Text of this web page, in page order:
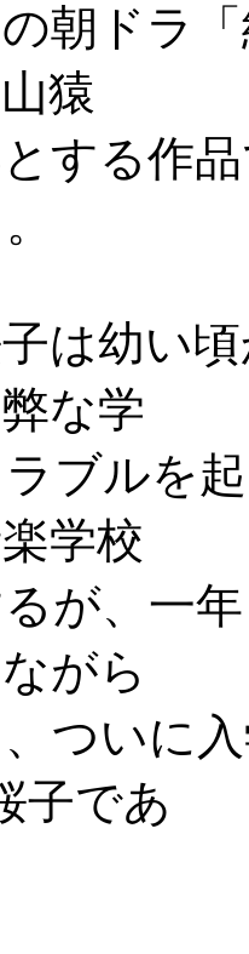
朝ドラ「
猿
する作
は幼い
な学
ブルを
学校
が、一
がら
ついに
子であ